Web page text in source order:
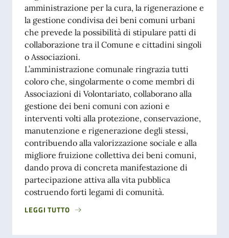
amministrazione per la cura, la rigenerazione e
la gestione condivisa dei beni comuni urbani
che prevede la possibilità di stipulare patti di
collaborazione tra il Comune e cittadini singoli
o Associazioni.
L’amministrazione comunale ringrazia tutti
coloro che, singolarmente o come membri di
Associazioni di Volontariato, collaborano alla
gestione dei beni comuni con azioni e
interventi volti alla protezione, conservazione,
manutenzione e rigenerazione degli stessi,
contribuendo alla valorizzazione sociale e alla
migliore fruizione collettiva dei beni comuni,
dando prova di concreta manifestazione di
partecipazione attiva alla vita pubblica
costruendo forti legami di comunità.
LEGGI TUTTO